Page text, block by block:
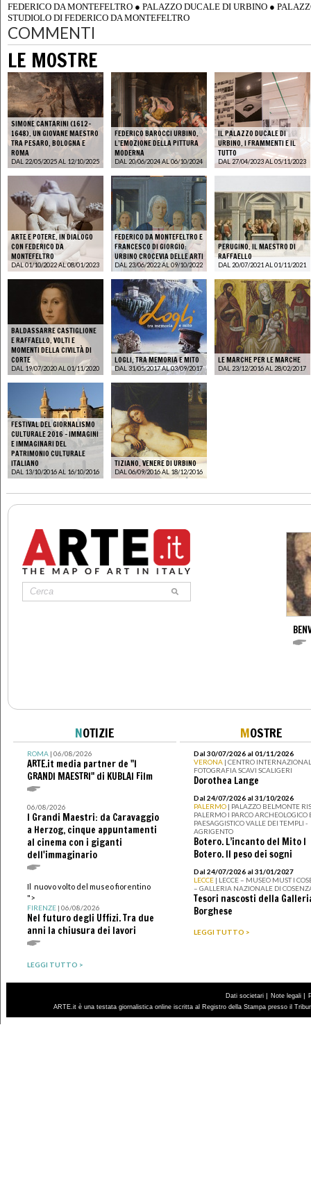
FEDERICO DA MONTEFELTRO ● PALAZZO DUCALE DI URBINO ●
STUDIOLO DI FEDERICO DA MONTEFELTRO
COMMENTI
LE MOSTRE
SIMONE CANTARINI (1612-
1648). UN GIOVANE MAESTRO
TRA PESARO, BOLOGNA E
ROMA
DAL 22/05/2025 AL 12/10/2025
FEDERICO BAROCCI URBINO.
L’EMOZIONE DELLA PITTURA
MODERNA
DAL 20/06/2024 AL 06/10/2024
IL PALAZZO DUCALE DI
URBINO. I FRAMMENTI E IL
TUTTO
DAL 27/04/2023 AL 05/11/2023
ARTE E POTERE. IN DIALOGO
CON FEDERICO DA
MONTEFELTRO
DAL 01/10/2022 AL 08/01/2023
FEDERICO DA MONTEFELTRO E
FRANCESCO DI GIORGIO:
URBINO CROCEVIA DELLE ARTI
DAL 23/06/2022 AL 09/10/2022
PERUGINO. IL MAESTRO DI
RAFFAELLO
DAL 20/07/2021 AL 01/11/2021
BALDASSARRE CASTIGLIONE
E RAFFAELLO. VOLTI E
MOMENTI DELLA CIVILTÀ DI
CORTE
DAL 19/07/2020 AL 01/11/2020
LOGLI, TRA MEMORIA E MITO
DAL 31/05/2017 AL 03/09/2017
LE MARCHE PER LE MARCHE
DAL 23/12/2016 AL 28/02/2017
FESTIVAL DEL GIORNALISMO
CULTURALE 2016 - IMMAGINI
E IMMAGINARI DEL
PATRIMONIO CULTURALE
ITALIANO
DAL 13/10/2016 AL 16/10/2016
TIZIANO. VENERE DI URBINO
DAL 06/09/2016 AL 18/12/2016
NOTIZIE
ROMA| 06/08/2026
ARTE.it media partner de "I
GRANDI MAESTRI" di KUBLAI Film
06/08/2026
I Grandi Maestri: da Caravaggio
a Herzog, cinque appuntamenti
al cinema con i giganti
dell'immaginario
Il nuovo volto del museo fiorentino
">
FIRENZE| 06/08/2026
Nel futuro degli Uffizi. Tra due
anni la chiusura dei lavori
LEGGI TUTTO >
MOSTRE
Dal 30/07/2026 al 01/11/2026
VERONA | CENTRO
FOTOGRAFIA SCAVI SCALIGERI
Dorothea Lange
Dal 24/07/2026 al 31/10/2026
PALERMO | PALAZZO BELMONTE
PALERMO I PARCO ARCHEOLOGICO
PAESAGGISTICO VALLE DEI TEMPLI -
AGRIGENTO
Botero. L’incanto del Mito I
Botero. Il peso dei sogni
Dal 24/07/2026 al 31/01/2027
LECCE | LECCE – MUSEO MUST I
– GALLERIA NAZIONALE DI
Tesori nascosti della
Borghese
LEGGI TUTTO >
Dati societari | Note legali |
ARTE.it è una testata giornalistica online iscritta al Registro della Stampa presso il